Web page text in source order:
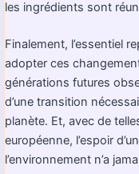
les ingrédients sont
Finalement, l’essentiel
adopter ces
générations futures
d’une transition
planète. Et, avec de
européenne, l’espoir
l’environnement n’a